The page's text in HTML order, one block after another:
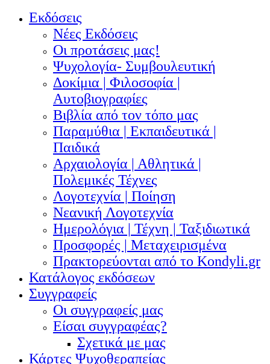
Εκδόσεις
Νέες Εκδόσεις
Οι προτάσεις μας!
Ψυχολογία- Συμβουλευτική
Δοκίμια | Φιλοσοφία |
Αυτοβιογραφίες
Βιβλία από τον τόπο μας
Παραμύθια | Εκπαιδευτικά |
Παιδικά
Αρχαιολογία | Αθλητικά |
Πολεμικές Τέχνες
Λογοτεχνία | Ποίηση
Νεανική Λογοτεχνία
Ημερολόγια | Τέχνη | Ταξιδιωτικά
Προσφορές | Μεταχειρισμένα
Πρακτορεύονται από το Kondyli.gr
Κατάλογος εκδόσεων
Συγγραφείς
Οι συγγραφείς μας
Είσαι συγγραφέας?
Σχετικά με μας
Κάρτες Ψυχοθεραπείας